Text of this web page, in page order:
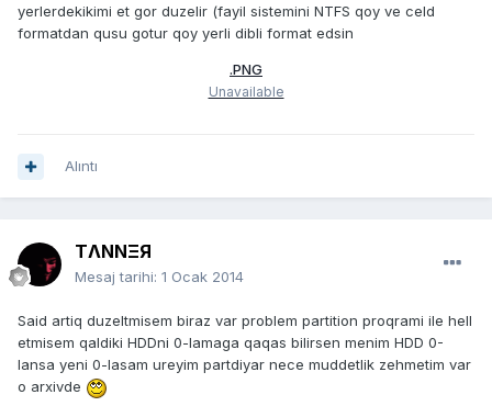
yerlerdekikimi et gor duzelir (fayil sistemini NTFS qoy ve celd
formatdan qusu gotur qoy yerli dibli format edsin
.PNG
Unavailable
Alıntı
TΛNNΞЯ
Mesaj tarihi: 1 Ocak 2014
Said artiq duzeltmisem biraz var problem partition proqrami ile hell
etmisem qaldiki HDDni 0-lamaga qaqas bilirsen menim HDD 0-
lansa yeni 0-lasam ureyim partdiyar nece muddetlik zehmetim var
o arxivde